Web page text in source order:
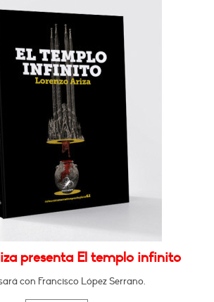
presenta El templo infinito
con Francisco López Serrano.